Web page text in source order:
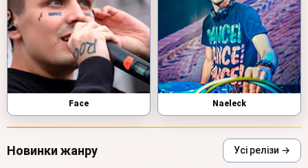
Face Naeleck
Новинки жанру Усі релізи →